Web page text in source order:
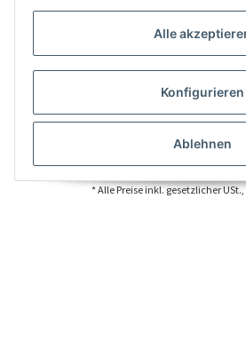
Alle
Konfigurieren
Ablehnen
* Alle Preise inkl. gesetzlicher